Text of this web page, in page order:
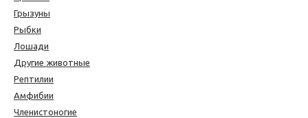
Грызуны
Рыбки
Лошади
Другие животные
Рептилии
Амфибии
Членистоногие